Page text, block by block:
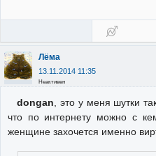
Лёма
13.11.2014 11:35
Неактивен
dongan, это у меня шутки
что по интернету можно с
женщине захочется именно